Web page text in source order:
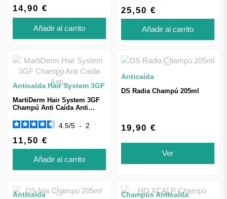
14,90 €
Añadir al carrito
25,50 €
Añadir al carrito
Anticaída Hair System 3GF
MartiDerm Hair System 3GF
Champú Anti Caída Anti
4.5/5 - 2
11,50 €
Añadir al carrito
Anticaída
DS Radia Champú 205ml
19,90 €
Ver
Anticaída Champús Anticaída